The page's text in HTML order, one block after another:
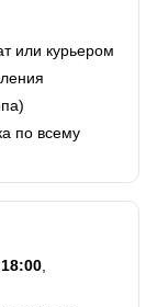
или курьером
по всему
18:00